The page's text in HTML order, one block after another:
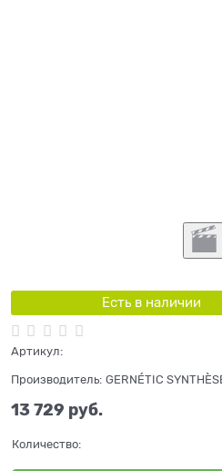
Есть в наличии
Артикул:
Производитель: GERNÉTIC
13 729 руб.
Количество: